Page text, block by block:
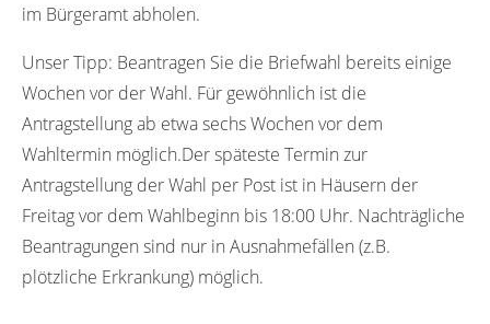
im Bürgeramt abholen.
Unser Tipp: Beantragen Sie die Briefwahl bereits einige
Wochen vor der Wahl. Für gewöhnlich ist die
Antragstellung ab etwa sechs Wochen vor dem
Wahltermin möglich.Der späteste Termin zur
Antragstellung der Wahl per Post ist in Häusern der
Freitag vor dem Wahlbeginn bis 18:00 Uhr. Nachträgliche
Beantragungen sind nur in Ausnahmefällen (z.B.
plötzliche Erkrankung) möglich.